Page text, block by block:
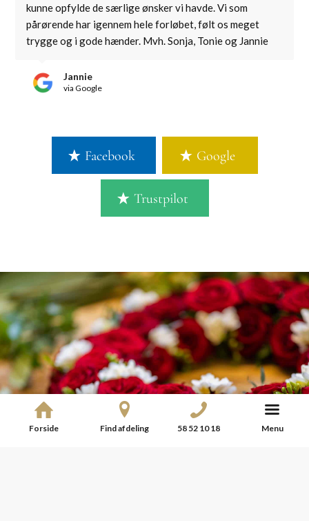
kunne opfylde de særlige ønsker vi havde. Vi som
pårørende har igennem hele forløbet, følt os meget
trygge og i gode hænder. Mvh. Sonja, Tonie og Jannie
Jannie
via Google
Facebook Google
Trustpilot
Forside Find afdeling 58 52 10 18 Menu